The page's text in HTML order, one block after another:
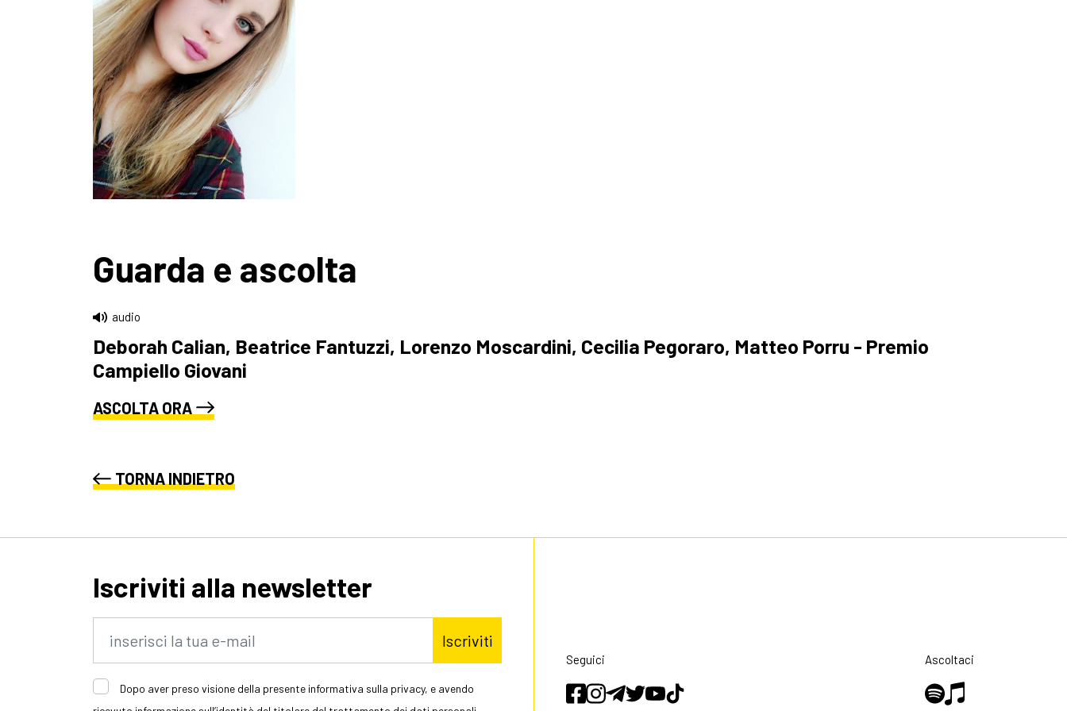
Guarda e ascolta
audio
Deborah Calian, Beatrice Fantuzzi, Lorenzo Moscardini, Cecilia Pegoraro, Matteo Porru - Premio
Campiello Giovani
ASCOLTA ORA
TORNA INDIETRO
Iscriviti alla newsletter
Iscriviti
Dopo aver preso visione della presente informativa sulla privacy, e avendo
Seguici Ascoltaci